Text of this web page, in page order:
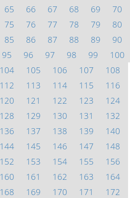
65 66 67 68 69
70
75 76 77 78 79
80
85 86 87 88 89
90
95 96 97 98 99
100
104 105 106 107
108
112 113 114 115
116
120 121 122 123
124
128 129 130 131
132
136 137 138 139
140
144 145 146 147
148
152 153 154 155
156
160 161 162 163
164
168 169 170 171
172